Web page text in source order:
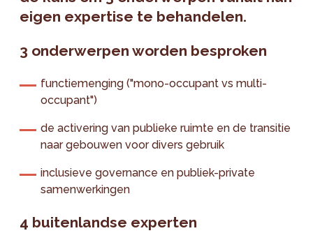
eigen expertise te behandelen.
3 onderwerpen worden besproken
functiemenging ("mono-occupant vs multi-
occupant")
de activering van publieke ruimte en de transitie
naar gebouwen voor divers gebruik
inclusieve governance en publiek-private
samenwerkingen
4 buitenlandse experten